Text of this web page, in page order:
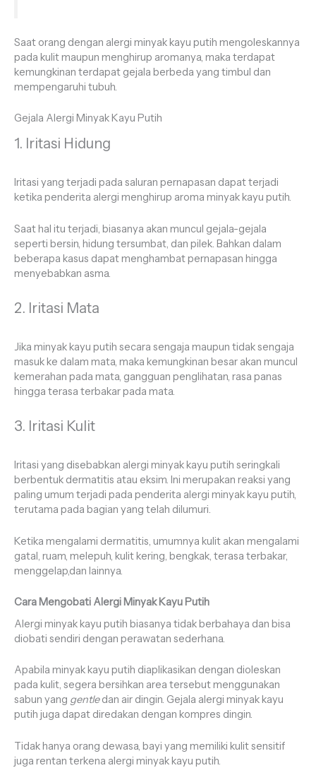
Saat orang dengan alergi minyak kayu putih mengoleskannya
pada kulit maupun menghirup aromanya, maka terdapat
kemungkinan terdapat gejala berbeda yang timbul dan
mempengaruhi tubuh.
Gejala Alergi Minyak Kayu Putih
1. Iritasi Hidung
Iritasi yang terjadi pada saluran pernapasan dapat terjadi
ketika penderita alergi menghirup aroma minyak kayu putih.
Saat hal itu terjadi, biasanya akan muncul gejala-gejala
seperti bersin, hidung tersumbat, dan pilek. Bahkan dalam
beberapa kasus dapat menghambat pernapasan hingga
menyebabkan asma.
2. Iritasi Mata
Jika minyak kayu putih secara sengaja maupun tidak sengaja
masuk ke dalam mata, maka kemungkinan besar akan muncul
kemerahan pada mata, gangguan penglihatan, rasa panas
hingga terasa terbakar pada mata.
3. Iritasi Kulit
Iritasi yang disebabkan alergi minyak kayu putih seringkali
berbentuk dermatitis atau eksim. Ini merupakan reaksi yang
paling umum terjadi pada penderita alergi minyak kayu putih,
terutama pada bagian yang telah dilumuri.
Ketika mengalami dermatitis, umumnya kulit akan mengalami
gatal, ruam, melepuh, kulit kering, bengkak, terasa terbakar,
menggelap,dan lainnya.
Cara Mengobati Alergi Minyak Kayu Putih
Alergi minyak kayu putih biasanya tidak berbahaya dan bisa
diobati sendiri dengan perawatan sederhana.
Apabila minyak kayu putih diaplikasikan dengan dioleskan
pada kulit, segera bersihkan area tersebut menggunakan
sabun yang gentledan air dingin. Gejala alergi minyak kayu
putih juga dapat diredakan dengan kompres dingin.
Tidak hanya orang dewasa, bayi yang memiliki kulit sensitif
juga rentan terkena alergi minyak kayu putih.